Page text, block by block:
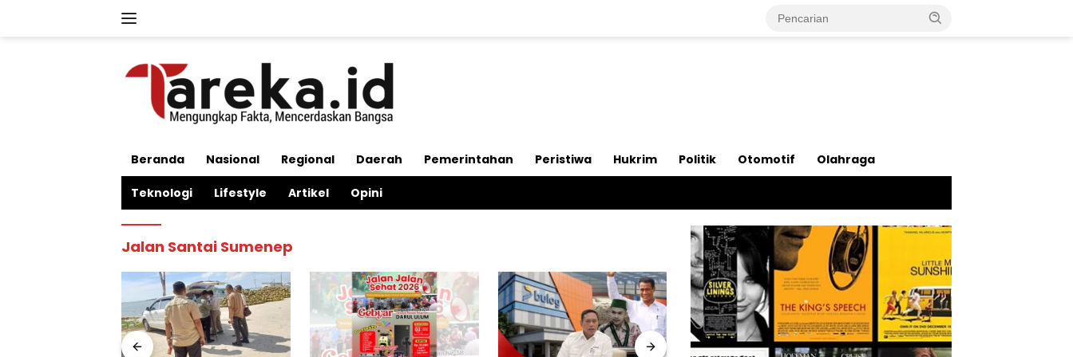
Beranda Nasional Regional Daerah Pemerintahan Peristiwa Hukrim Politik Otomotif Olahraga
Teknologi Lifestyle Artikel Opini
Jalan Santai Sumenep